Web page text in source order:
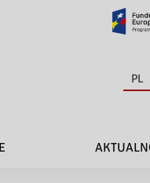
PL